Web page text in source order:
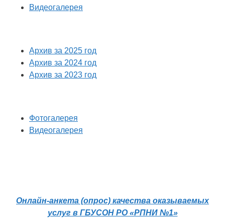
Видеогалерея
Архив за 2025 год
Архив за 2024 год
Архив за 2023 год
Фотогалерея
Видеогалерея
Онлайн-анкета (опрос) качества оказываемых
услуг в ГБУСОН РО «РПНИ №1»